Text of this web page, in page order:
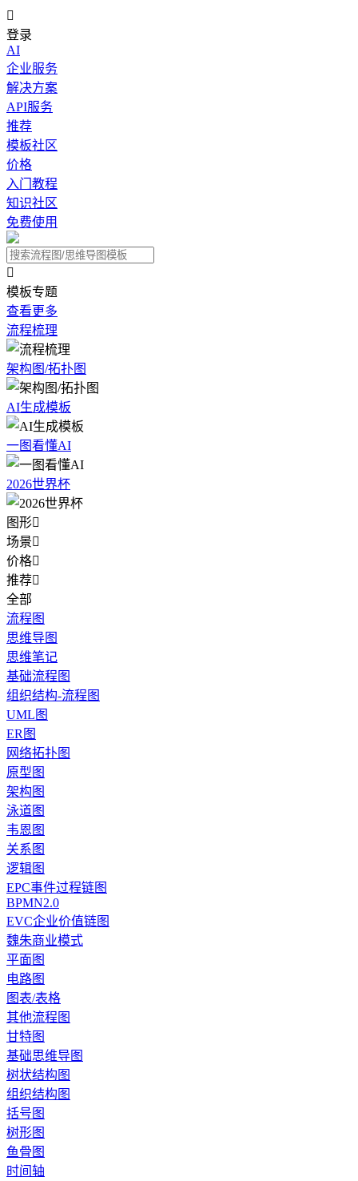

登录
AI
企业服务
解决方案
API服务
推荐
模板社区
价格
入门教程
知识社区
免费使用

模板专题
查看更多
流程梳理
架构图/拓扑图
AI生成模板
一图看懂AI
2026世界杯
图形
场景
价格
推荐
全部
流程图
思维导图
思维笔记
基础流程图
组织结构-流程图
UML图
ER图
网络拓扑图
原型图
架构图
泳道图
韦恩图
关系图
逻辑图
EPC事件过程链图
BPMN2.0
EVC企业价值链图
魏朱商业模式
平面图
电路图
图表/表格
其他流程图
甘特图
基础思维导图
树状结构图
组织结构图
括号图
树形图
鱼骨图
时间轴